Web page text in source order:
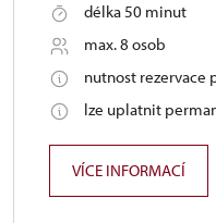
délka 50 minut
max. 8 osob
nutnost rezervace
lze uplatnit
VÍCE INFORMACÍ